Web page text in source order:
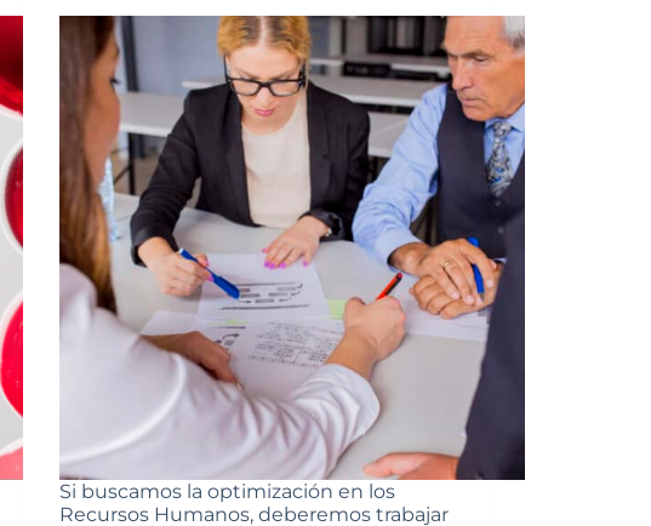
Si buscamos la optimización en los
Recursos Humanos, deberemos trabajar